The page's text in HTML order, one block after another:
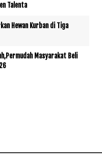
Talenta
Hewan Kurban di Tiga
Masyarakat Beli